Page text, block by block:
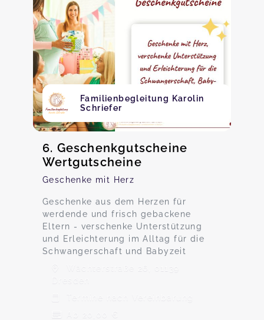
Familienbegleitung Karolin
Schriefer
6. Geschenkgutscheine
Wertgutscheine
Geschenke mit Herz
Geschenke aus dem Herzen für
werdende und frisch gebackene
Eltern - verschenke Unterstützung
und Erleichterung im Alltag für die
Schwangerschaft und Babyzeit
Wächterstraße 26, 01139
Dresden
Termine nach Vereinbarung
Ab 20,00 €